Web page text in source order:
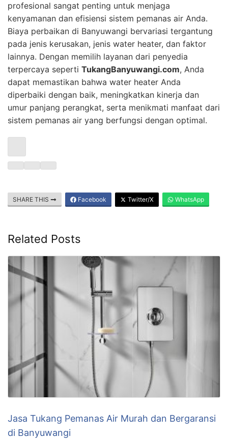
profesional sangat penting untuk menjaga
kenyamanan dan efisiensi sistem pemanas air Anda.
Biaya perbaikan di Banyuwangi bervariasi tergantung
pada jenis kerusakan, jenis water heater, dan faktor
lainnya. Dengan memilih layanan dari penyedia
terpercaya seperti TukangBanyuwangi.com, Anda
dapat memastikan bahwa water heater Anda
diperbaiki dengan baik, meningkatkan kinerja dan
umur panjang perangkat, serta menikmati manfaat dari
sistem pemanas air yang berfungsi dengan optimal.
SHARE THIS Facebook Twitter/X WhatsApp
Related Posts
Jasa Tukang Pemanas Air Murah dan Bergaransi
di Banyuwangi